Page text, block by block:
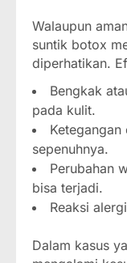
Walaupun
suntik botox
diperhatikan.
Bengkak
pada kulit.
sepenuhnya.
Perubahan
bisa terjadi.
Reaksi
Dalam kasus